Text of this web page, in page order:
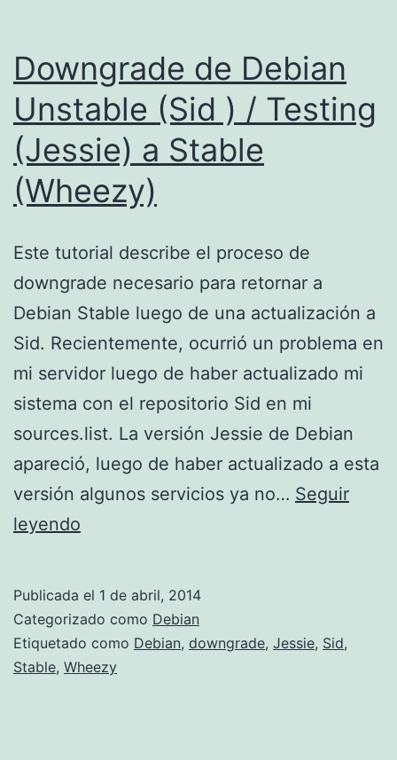
Downgrade de Debian
Unstable (Sid ) / Testing
(Jessie) a Stable
(Wheezy)
Este tutorial describe el proceso de
downgrade necesario para retornar a
Debian Stable luego de una actualización a
Sid. Recientemente, ocurrió un problema en
mi servidor luego de haber actualizado mi
sistema con el repositorio Sid en mi
sources.list. La versión Jessie de Debian
apareció, luego de haber actualizado a esta
versión algunos servicios ya no… Seguir
leyendo
Unstable
(Sid
)
Publicada el 1 de abril, 2014
Categorizado como Debian
Etiquetado como Debian, downgrade, Jessie, Sid,
Stable, Wheezy